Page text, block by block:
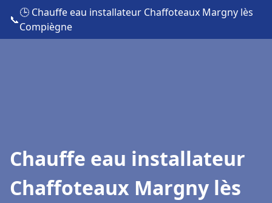
📞
🕒 Chauffe eau installateur Chaffoteaux Margny lès
Compiègne
Chauffe eau installateur
Chaffoteaux Margny lès